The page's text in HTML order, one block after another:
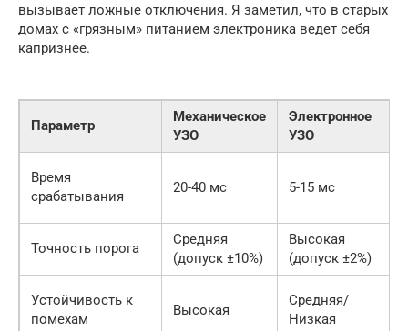
вызывает ложные отключения. Я заметил, что в старых
домах с «грязным» питанием электроника ведет себя
капризнее.
Параметр
Механическое
УЗО
Электронное
УЗО
Время
срабатывания
20-40 мс 5-15 мс
Точность порога
Средняя
(допуск ±10%)
Высокая
(допуск ±2%)
Устойчивость к
помехам
Высокая
Средняя/
Низкая